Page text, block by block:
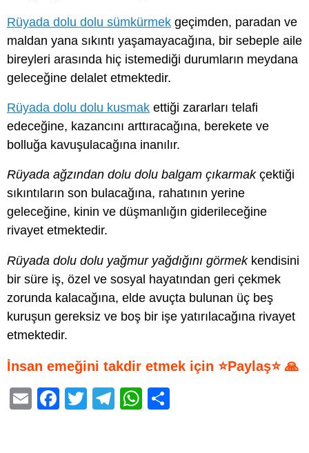
Rüyada dolu dolu sümkürmek geçimden, paradan ve
maldan yana sıkıntı yaşamayacağına, bir sebeple aile
bireyleri arasında hiç istemediği durumların meydana
geleceğine delalet etmektedir.
Rüyada dolu dolu kusmak ettiği zararları telafi
edeceğine, kazancını arttıracağına, berekete ve
bolluğa kavuşulacağına inanılır.
Rüyada ağzından dolu dolu balgam çıkarmakçektiği
sıkıntıların son bulacağına, rahatının yerine
geleceğine, kinin ve düşmanlığın giderileceğine
rivayet etmektedir.
Rüyada dolu dolu yağmur yağdığını görmekkendisini
bir süre iş, özel ve sosyal hayatından geri çekmek
zorunda kalacağına, elde avuçta bulunan üç beş
kuruşun gereksiz ve boş bir işe yatırılacağına rivayet
etmektedir.
İnsan emeğini takdir etmek için ⭐Paylaş⭐ 🙏
E
F
T
T
W